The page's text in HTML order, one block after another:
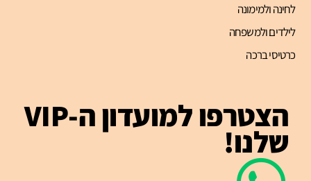
לחינה ולמימונה
לילדים ולמשפחה
כרטיסי ברכה
הצטרפו למועדון ה-VIP
שלנו!